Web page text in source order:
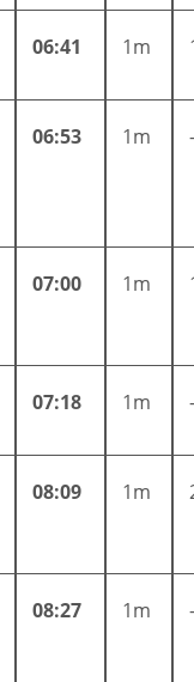
06:41 1m
06:53 1m
07:00 1m
07:18 1m
08:09 1m
08:27 1m